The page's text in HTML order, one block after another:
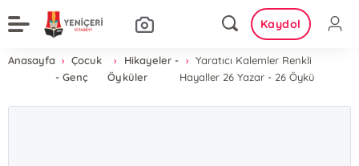
Kaydol
Anasayfa
Çocuk
- Genç
Hikayeler -
Öyküler
Yaratıcı Kalemler Renkli
Hayaller 26 Yazar - 26 Öykü